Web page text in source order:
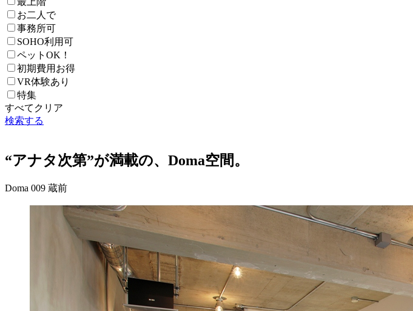
お二人で
事務所可
SOHO利用可
ペットOK！
初期費用お得
VR体験あり
特集
すべてクリア
検索する
“アナタ次第”が満載の、Doma空間。
Doma 009 蔵前